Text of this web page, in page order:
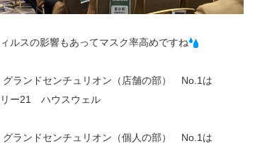
ルスの影響もあってマスク率高めですね
ランドセンチュリオン（店舗の部） No.1は
ー21 ハウスウェル
ランドセンチュリオン（個人の部） No.1は